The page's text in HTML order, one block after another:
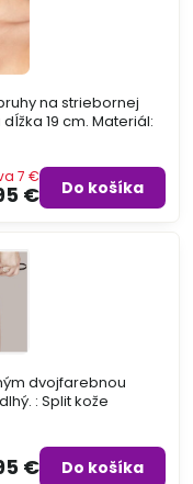
na striebornej
19 cm. Materiál:
€
7 €
Do košíka
dvojfarebnou
: Split kože
€ Do košíka